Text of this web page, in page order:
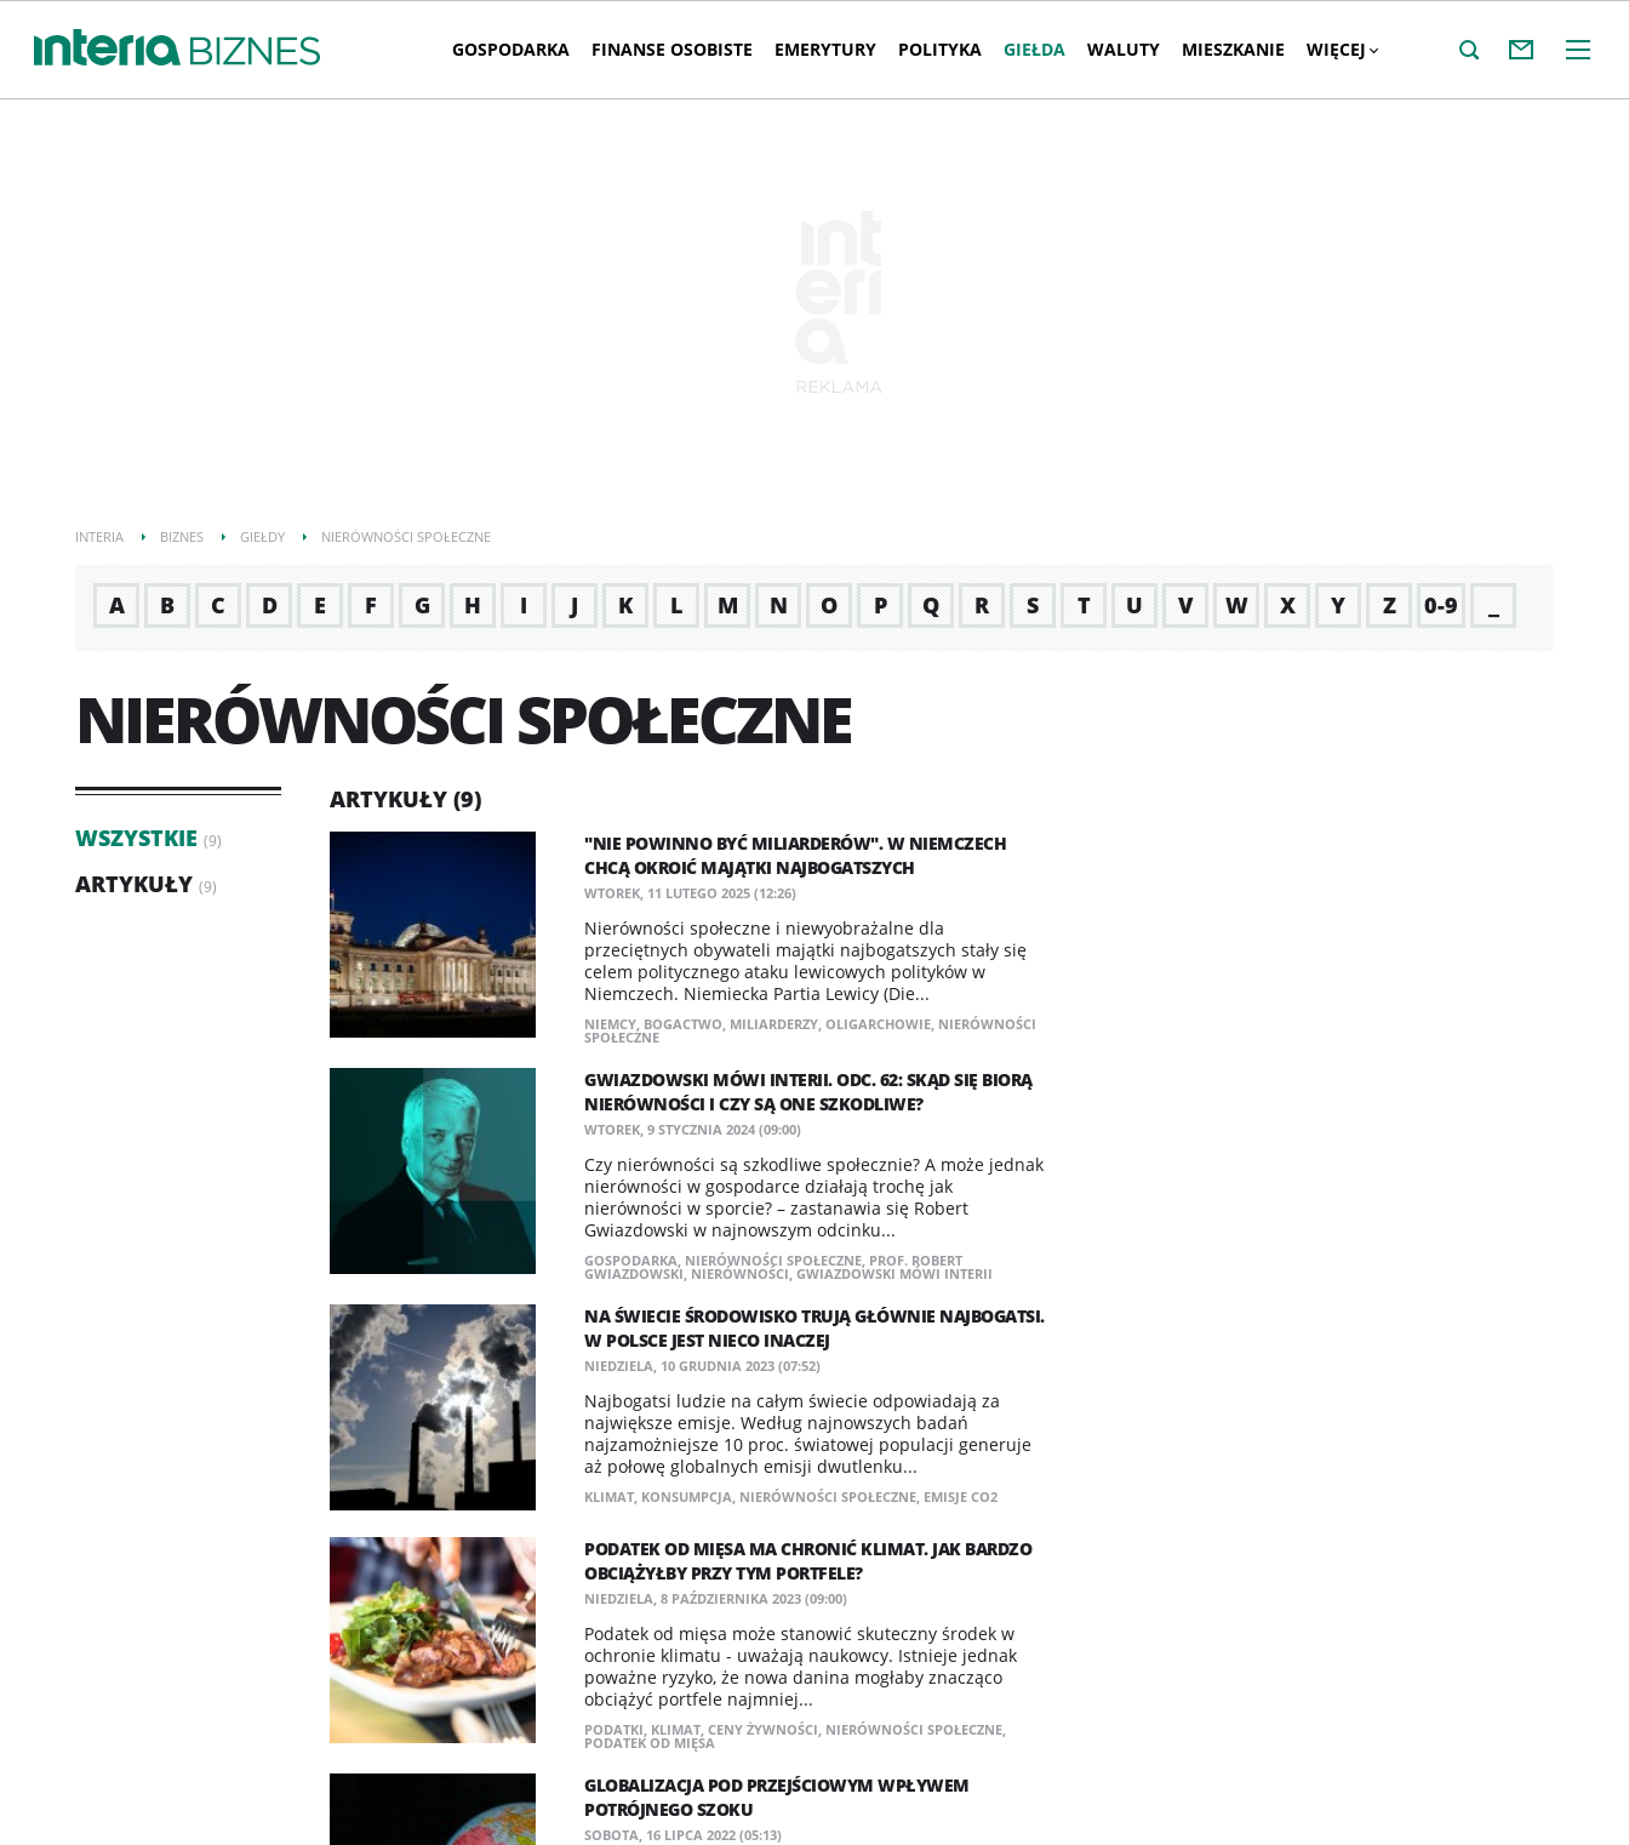
GOSPODARKA FINANSE OSOBISTE EMERYTURY POLITYKA GIEŁDA WALUTY MIESZKANIE WIĘCEJ
INTERIA BIZNES GIEŁDY NIERÓWNOŚCI SPOŁECZNE
A B C D E F G H I J K L M N O P Q R S T U V W X Y Z 0-9
NIERÓWNOŚCI SPOŁECZNE
WSZYSTKIE (9)
ARTYKUŁY (9)
ARTYKUŁY (9)
"NIE POWINNO BYĆ MILIARDERÓW". W NIEMCZECH
CHCĄ OKROIĆ MAJĄTKI NAJBOGATSZYCH
WTOREK, 11 LUTEGO 2025 (12:26)
Nierówności społeczne i niewyobrażalne dla
przeciętnych obywateli majątki najbogatszych stały się
celem politycznego ataku lewicowych polityków w
Niemczech. Niemiecka Partia Lewicy (Die...
NIEMCY, BOGACTWO, MILIARDERZY, OLIGARCHOWIE, NIERÓWNOŚCI
SPOŁECZNE
GWIAZDOWSKI MÓWI INTERII. ODC. 62: SKĄD SIĘ BIORĄ
NIERÓWNOŚCI I CZY SĄ ONE SZKODLIWE?
WTOREK, 9 STYCZNIA 2024 (09:00)
Czy nierówności są szkodliwe społecznie? A może jednak
nierówności w gospodarce działają trochę jak
nierówności w sporcie? – zastanawia się Robert
Gwiazdowski w najnowszym odcinku...
GOSPODARKA, NIERÓWNOŚCI SPOŁECZNE, PROF. ROBERT
GWIAZDOWSKI, NIERÓWNOŚCI, GWIAZDOWSKI MÓWI INTERII
NA ŚWIECIE ŚRODOWISKO TRUJĄ GŁÓWNIE NAJBOGATSI.
W POLSCE JEST NIECO INACZEJ
NIEDZIELA, 10 GRUDNIA 2023 (07:52)
Najbogatsi ludzie na całym świecie odpowiadają za
największe emisje. Według najnowszych badań
najzamożniejsze 10 proc. światowej populacji generuje
aż połowę globalnych emisji dwutlenku...
KLIMAT, KONSUMPCJA, NIERÓWNOŚCI SPOŁECZNE, EMISJE CO2
PODATEK OD MIĘSA MA CHRONIĆ KLIMAT. JAK BARDZO
OBCIĄŻYŁBY PRZY TYM PORTFELE?
NIEDZIELA, 8 PAŹDZIERNIKA 2023 (09:00)
Podatek od mięsa może stanowić skuteczny środek w
ochronie klimatu - uważają naukowcy. Istnieje jednak
poważne ryzyko, że nowa danina mogłaby znacząco
obciążyć portfele najmniej...
PODATKI, KLIMAT, CENY ŻYWNOŚCI, NIERÓWNOŚCI SPOŁECZNE,
PODATEK OD MIĘSA
GLOBALIZACJA POD PRZEJŚCIOWYM WPŁYWEM
POTRÓJNEGO SZOKU
SOBOTA, 16 LIPCA 2022 (05:13)